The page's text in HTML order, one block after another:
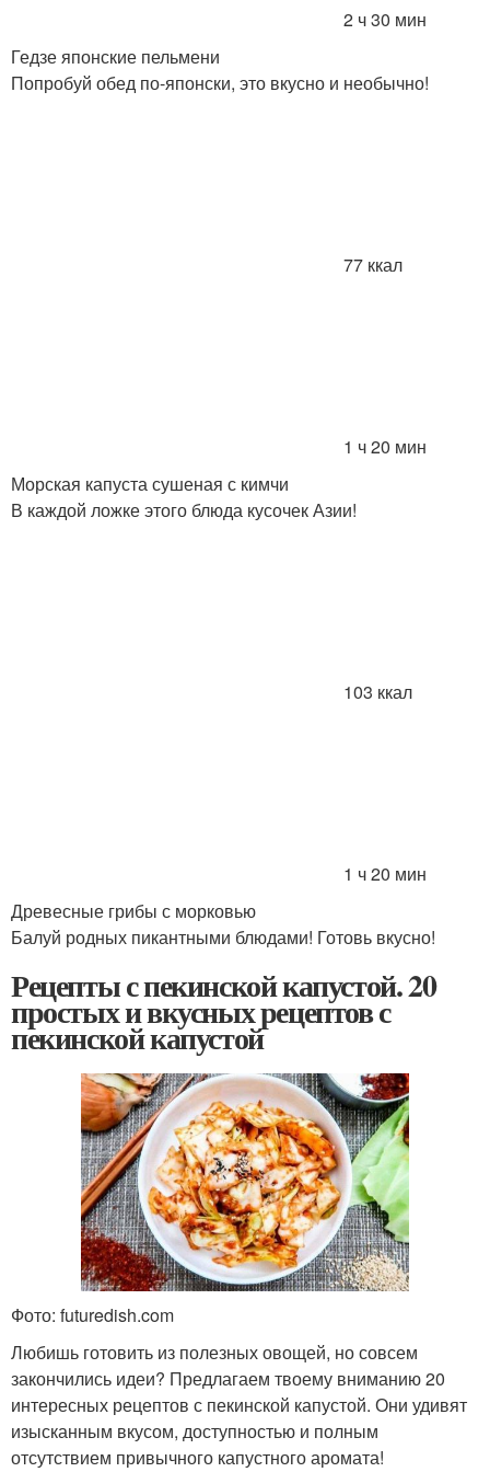
2 ч 30 мин
Гедзе японские пельмени
Попробуй обед по-японски, это вкусно и необычно!
77 ккал
1 ч 20 мин
Морская капуста сушеная с кимчи
В каждой ложке этого блюда кусочек Азии!
103 ккал
1 ч 20 мин
Древесные грибы с морковью
Балуй родных пикантными блюдами! Готовь вкусно!
Рецепты с пекинской капустой. 20
простых и вкусных рецептов с
пекинской капустой
Фото: futuredish.com
Любишь готовить из полезных овощей, но совсем
закончились идеи? Предлагаем твоему вниманию 20
интересных рецептов с пекинской капустой. Они удивят
изысканным вкусом, доступностью и полным
отсутствием привычного капустного аромата!